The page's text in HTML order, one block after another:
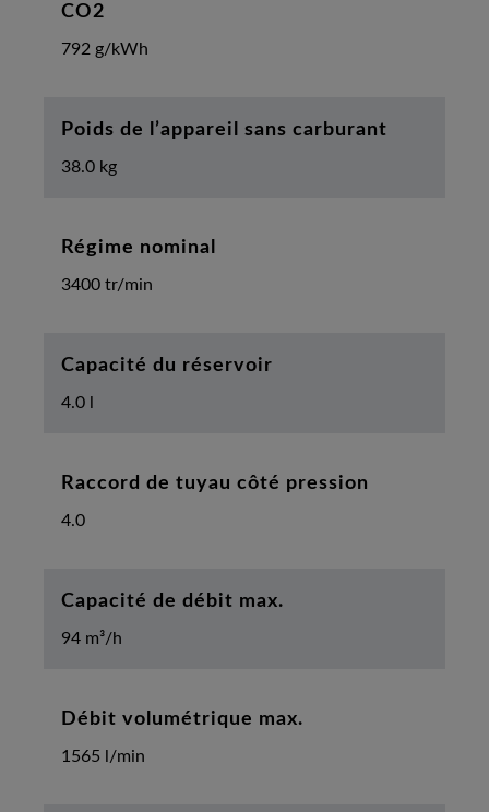
CO2
792 g/kWh
Poids de l’appareil sans carburant
38.0 kg
Régime nominal
3400 tr/min
Capacité du réservoir
4.0 l
Raccord de tuyau côté pression
4.0
Capacité de débit max.
94 m³/h
Débit volumétrique max.
1565 l/min